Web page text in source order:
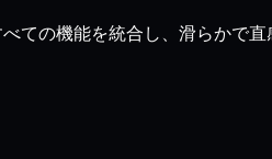
ての機能を統合し、滑らかで